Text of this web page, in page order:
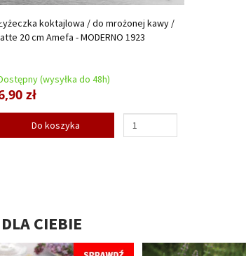
koktajlowa / do mrożonej kawy /
20 cm Amefa - MODERNO 1923
(wysyłka do 48h)
zł
Do koszyka
CIEBIE